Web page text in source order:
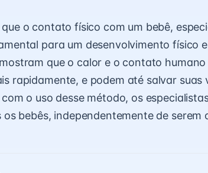
o contato físico com um bebê,
para um desenvolvimento físico
que o calor e o contato
rapidamente, e podem até salvar suas
o uso desse método, os
bebês, independentemente de serem